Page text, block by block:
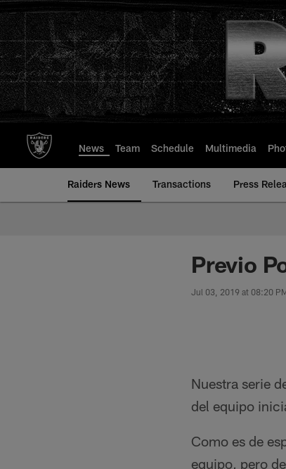
to
main
content
News Team Schedule Multimedia
Raiders News Transactions Press
Previo
Jul 03, 2019 at 08:20
Nuestra serie
del equipo
Como es de
equipo, pero